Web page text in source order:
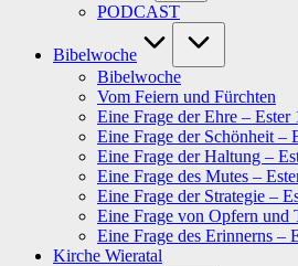
PODCAST
Bibelwoche
Bibelwoche
Vom Feiern und Fürchten
Eine Frage der Ehre – Ester
Eine Frage der Schönheit –
Eine Frage der Haltung –
Eine Frage des Mutes –
Eine Frage der Strategie –
Eine Frage von Opfern und
Eine Frage des Erinnerns –
Kirche Wieratal